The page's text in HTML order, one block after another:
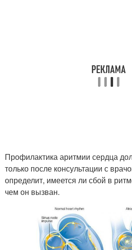
Профилактика аритмии сердца
только после консультации с
определит, имеется ли сбой в
чем он вызван.